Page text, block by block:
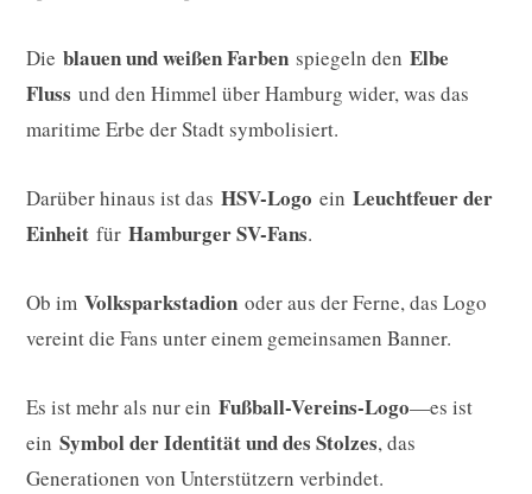
Die blauen und weißen Farben spiegeln den Elbe
Fluss und den Himmel über Hamburg wider, was das
maritime Erbe der Stadt symbolisiert.
Darüber hinaus ist das HSV-Logo ein Leuchtfeuer der
Einheit für Hamburger SV-Fans.
Ob im Volksparkstadion oder aus der Ferne, das Logo
vereint die Fans unter einem gemeinsamen Banner.
Es ist mehr als nur ein Fußball-Vereins-Logo—es ist
ein Symbol der Identität und des Stolzes, das
Generationen von Unterstützern verbindet.